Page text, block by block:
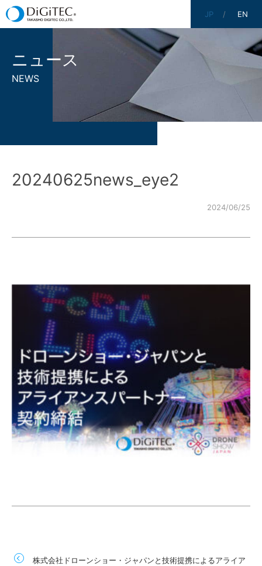
JP EN
ニュース
NEWS
20240625news_eye2
2024/06/25
株式会社ドローンショー・ジャパンと技術提携によるアライア